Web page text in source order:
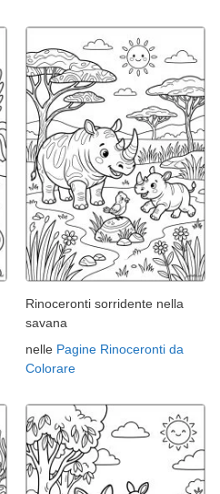
Rinoceronti sorridente nella
savana
nelle Pagine Rinoceronti da
Colorare